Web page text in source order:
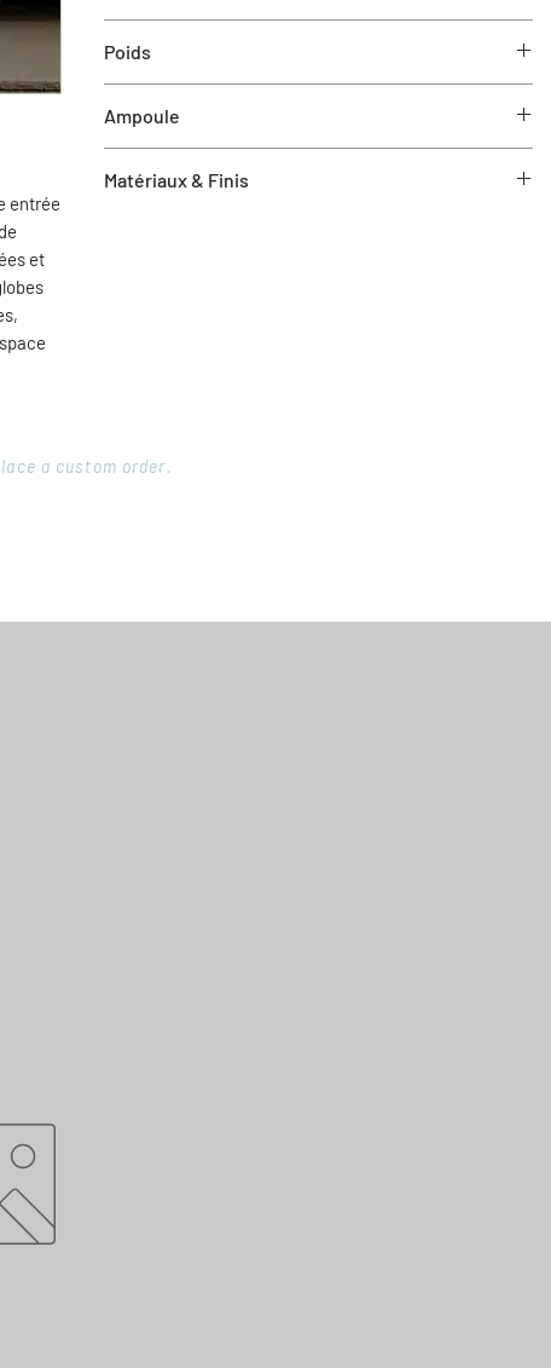
entrée
et
Hauteur du tube : 60"H
Poids
Ampoule
pour cet appareil.
Matériaux & Finis
a custom order.